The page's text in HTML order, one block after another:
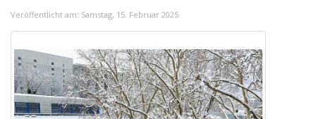
Veröffentlicht am: Samstag, 15. Februar 2025